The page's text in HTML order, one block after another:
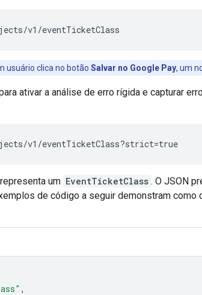
v1/eventTicketClass
usuário clica no botão Salvar no Google Pay, um
ativar a análise de erro rígida e capturar
v1/eventTicketClass?strict=true
um EventTicketClass . O JSON
de código a seguir demonstram como
,